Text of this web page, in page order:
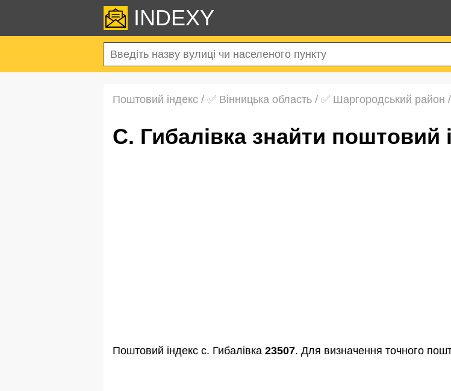
INDEXY
Поштовий індекс / ✅ Вінницька область / ✅ Шаргородський район /
с. Гибалівка знайти поштовий
Поштовий індекс с. Гибалівка 23507. Для визначення точного